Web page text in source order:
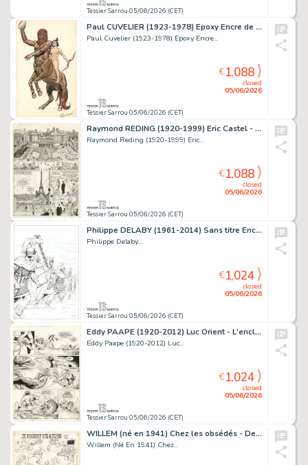
Tessier Sarrou 05/06/2026 (CET)
Paul CUVELIER (1923-1978) Epoxy Encre de Chine et aquarelle...
Paul Cuvelier (1923-1978) Epoxy Encre...
Tessier Sarrou 05/06/2026 (CET)
closed
05/06/2026
€1,088
Raymond REDING (1920-1999) Eric Castel - Le secret...
Raymond Reding (1920-1999) Eric...
Tessier Sarrou 05/06/2026 (CET)
closed
05/06/2026
€1,088
Philippe DELABY (1961-2014) Sans titre Encre de Chine...
Philippe Delaby...
Tessier Sarrou 05/06/2026 (CET)
closed
05/06/2026
€1,024
Eddy PAAPE (1920-2012) Luc Orient - L'enclume de la...
Eddy Paape (1920-2012) Luc...
Tessier Sarrou 05/06/2026 (CET)
closed
05/06/2026
€1,024
WILLEM (né en 1941) Chez les obsédés - De Vrolijke...
Willem (Né En 1941) Chez...